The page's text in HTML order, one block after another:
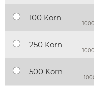
100 Korn
250 Korn
500 Korn